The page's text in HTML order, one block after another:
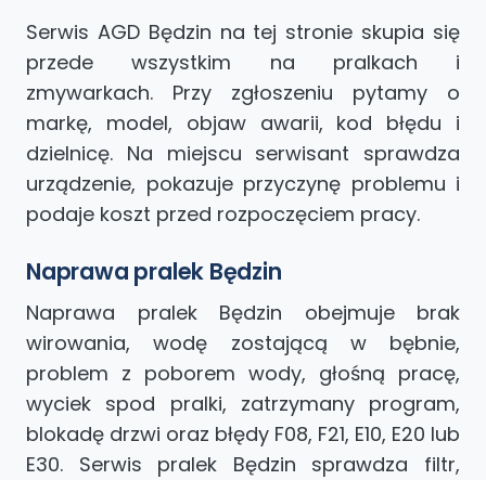
Serwis AGD Będzin na tej stronie skupia się
przede wszystkim na pralkach i
zmywarkach. Przy zgłoszeniu pytamy o
markę, model, objaw awarii, kod błędu i
dzielnicę. Na miejscu serwisant sprawdza
urządzenie, pokazuje przyczynę problemu i
podaje koszt przed rozpoczęciem pracy.
Naprawa pralek Będzin
Naprawa pralek Będzin obejmuje brak
wirowania, wodę zostającą w bębnie,
problem z poborem wody, głośną pracę,
wyciek spod pralki, zatrzymany program,
blokadę drzwi oraz błędy F08, F21, E10, E20 lub
E30. Serwis pralek Będzin sprawdza filtr,